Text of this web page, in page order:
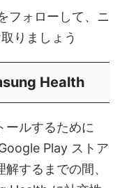
フォローして、ニ
りましょう
Health
ールするために
Play ストア
するまでの間、